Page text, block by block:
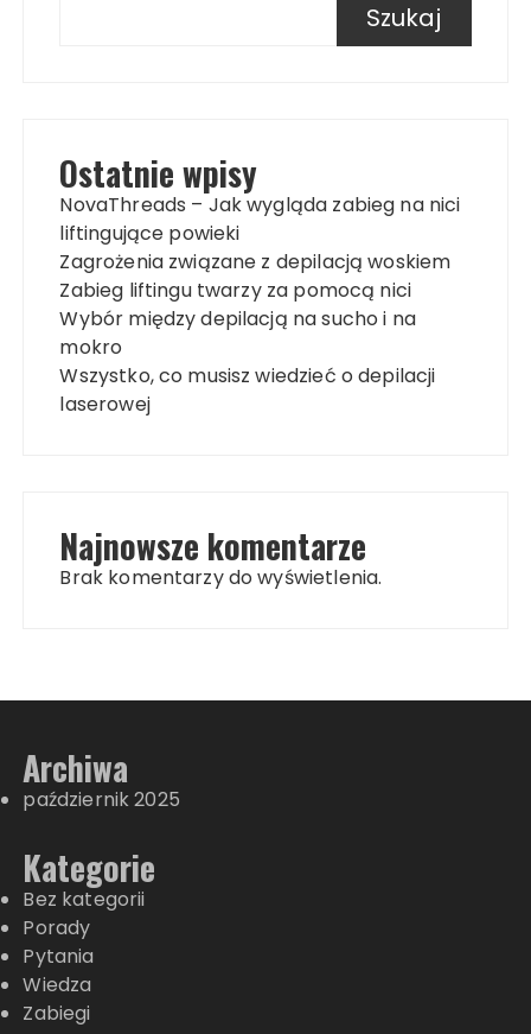
Szukaj
Ostatnie wpisy
NovaThreads – Jak wygląda zabieg na nici
liftingujące powieki
Zagrożenia związane z depilacją woskiem
Zabieg liftingu twarzy za pomocą nici
Wybór między depilacją na sucho i na
mokro
Wszystko, co musisz wiedzieć o depilacji
laserowej
Najnowsze komentarze
Brak komentarzy do wyświetlenia.
Archiwa
październik 2025
Kategorie
Bez kategorii
Porady
Pytania
Wiedza
Zabiegi